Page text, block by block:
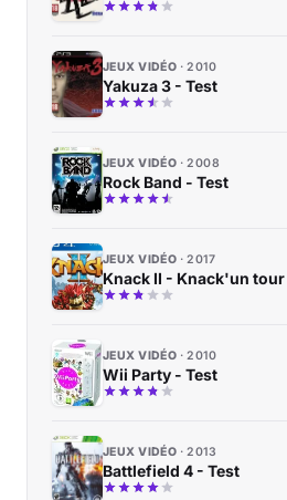
JEUX VIDÉO 2010
Yakuza 3 - Test
JEUX VIDÉO 2008
Rock Band - Test
JEUX VIDÉO 2017
Knack II - Knack'un
JEUX VIDÉO 2010
Wii Party - Test
JEUX VIDÉO 2013
Battlefield 4 - Test